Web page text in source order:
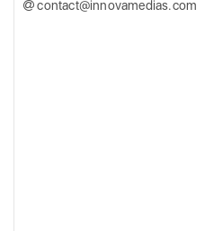
contact@innovamedias.com